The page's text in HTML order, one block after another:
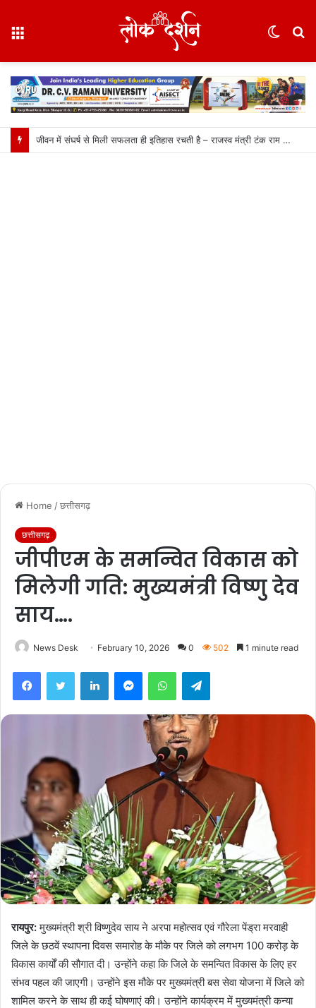
जीवन में संघर्ष से मिली सफलता ही इतिहास रचती है – राजस्व मंत्री टंक राम वर्मा…..
Home /छत्तीसगढ़
छत्तीसगढ़
जीपीएम के समन्वित विकास को
मिलेगी गति: मुख्यमंत्री विष्णु देव
साय….
News Desk February 10, 2026 0 502 1 minute read
रायपुर:मुख्यमंत्री श्री विष्णुदेव साय ने अरपा महोत्सव एवं गौरेला पेंड्रा मरवाही
जिले के छठवें स्थापना दिवस समारोह के मौके पर जिले को लगभग 100 करोड़ के
विकास कार्यों की सौगात दी। उन्होंने कहा कि जिले के समन्वित विकास के लिए हर
संभव पहल की जाएगी। उन्होंने इस मौके पर मुख्यमंत्री बस सेवा योजना में जिले को
शामिल करने के साथ ही कई घोषणाएं की। उन्होंने कार्यक्रम में मुख्यमंत्री कन्या